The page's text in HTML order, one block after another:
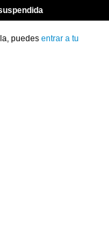
puedes entrar a tu